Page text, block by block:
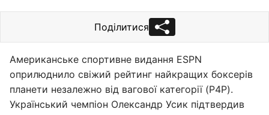
Поділитися
Американське спортивне видання ESPN
оприлюднило свіжий рейтинг найкращих боксерів
планети незалежно від вагової категорії (P4P).
Український чемпіон Олександр Усик підтвердив